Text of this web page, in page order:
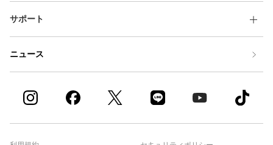
サポート
ニュース